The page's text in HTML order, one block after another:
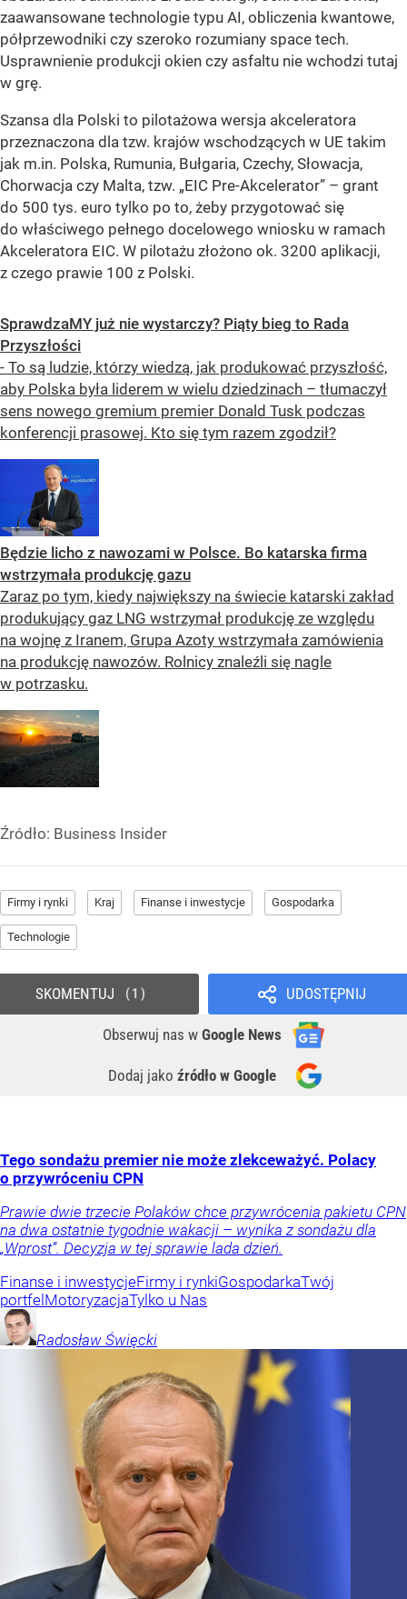
zaawansowane technologie typu AI, obliczenia kwantowe,
półprzewodniki czy szeroko rozumiany space tech.
Usprawnienie produkcji okien czy asfaltu nie wchodzi tutaj
w grę.
Szansa dla Polski to pilotażowa wersja akceleratora
przeznaczona dla tzw. krajów wschodzących w UE takim
jak m.in. Polska, Rumunia, Bułgaria, Czechy, Słowacja,
Chorwacja czy Malta, tzw. „EIC Pre-Akcelerator” – grant
do 500 tys. euro tylko po to, żeby przygotować się
do właściwego pełnego docelowego wniosku w ramach
Akceleratora EIC. W pilotażu złożono ok. 3200 aplikacji,
z czego prawie 100 z Polski.
SprawdzaMY już nie wystarczy? Piąty bieg to Rada
Przyszłości
- To są ludzie, którzy wiedzą, jak produkować przyszłość,
aby Polska była liderem w wielu dziedzinach – tłumaczył
sens nowego gremium premier Donald Tusk podczas
konferencji prasowej. Kto się tym razem zgodził?
Będzie licho z nawozami w Polsce. Bo katarska firma
wstrzymała produkcję gazu
Zaraz po tym, kiedy największy na świecie katarski zakład
produkujący gaz LNG wstrzymał produkcję ze względu
na wojnę z Iranem, Grupa Azoty wstrzymała zamówienia
na produkcję nawozów. Rolnicy znaleźli się nagle
w potrzasku.
Źródło: Business Insider
Firmy i rynki Kraj Finanse i inwestycje Gospodarka
Technologie
UDOSTĘPNIJ
Obserwuj nas w Google News
Dodaj jako źródło w Google
SKOMENTUJ 1
Tego sondażu premier nie może zlekceważyć. Polacy
o przywróceniu CPN
Prawie dwie trzecie Polaków chce przywrócenia pakietu CPN
na dwa ostatnie tygodnie wakacji – wynika z sondażu dla
„Wprost”. Decyzja w tej sprawie lada dzień.
Finanse i inwestycjeFirmy i rynkiGospodarkaTwój
portfelMotoryzacjaTylko u Nas
Radosław Święcki